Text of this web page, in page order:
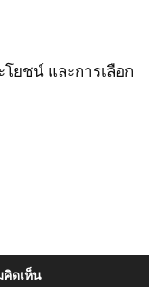
โยชน์ และการเลือก
คิดเห็น